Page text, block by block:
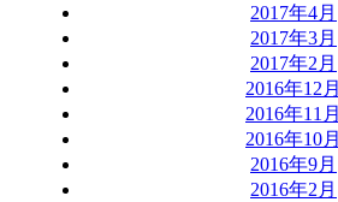
2017年4月
2017年3月
2017年2月
2016年12月
2016年11月
2016年10月
2016年9月
2016年2月